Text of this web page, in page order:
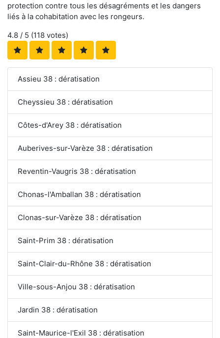
protection contre tous les désagréments et les dangers
liés à la cohabitation avec les rongeurs.
4.8 / 5 (118 votes)
Assieu 38 : dératisation
Cheyssieu 38 : dératisation
Côtes-d'Arey 38 : dératisation
Auberives-sur-Varèze 38 : dératisation
Reventin-Vaugris 38 : dératisation
Chonas-l'Amballan 38 : dératisation
Clonas-sur-Varèze 38 : dératisation
Saint-Prim 38 : dératisation
Saint-Clair-du-Rhône 38 : dératisation
Ville-sous-Anjou 38 : dératisation
Jardin 38 : dératisation
Saint-Maurice-l'Exil 38 : dératisation